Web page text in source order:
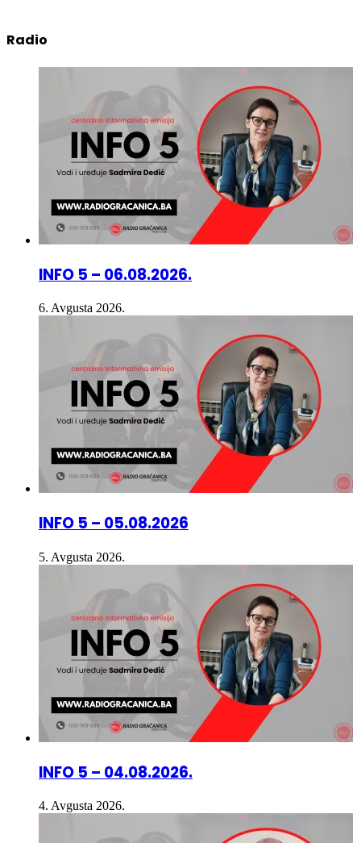
Radio
INFO 5 – 06.08.2026.
6. Avgusta 2026.
INFO 5 – 05.08.2026
5. Avgusta 2026.
INFO 5 – 04.08.2026.
4. Avgusta 2026.